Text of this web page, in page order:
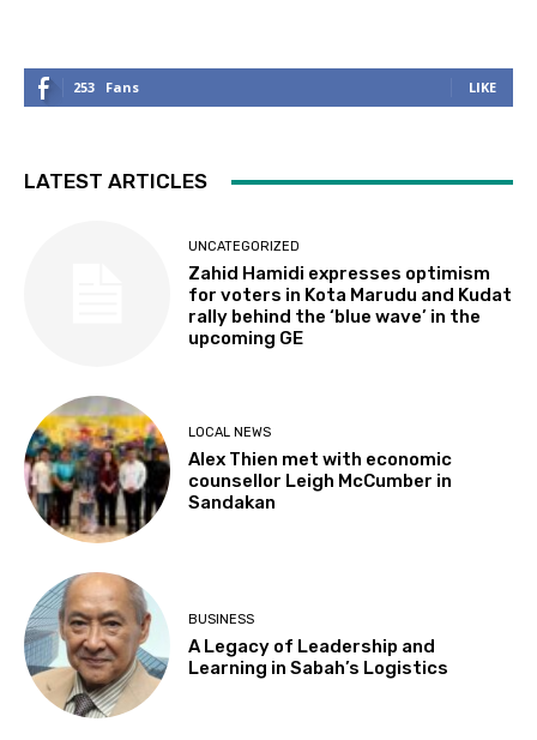
253 Fans LIKE
LATEST ARTICLES
UNCATEGORIZED
Zahid Hamidi expresses optimism
for voters in Kota Marudu and Kudat
rally behind the ‘blue wave’ in the
upcoming GE
LOCAL NEWS
Alex Thien met with economic
counsellor Leigh McCumber in
Sandakan
BUSINESS
A Legacy of Leadership and
Learning in Sabah’s Logistics